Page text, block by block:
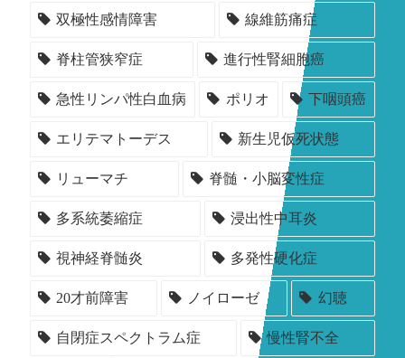
双極性感情障害 線維筋痛症
脊柱管狭窄症 進行性腎細胞癌
急性リンパ性白血病 ポリオ 下咽頭癌
エリテマトーデス 新生児仮死状態
リューマチ 脊髄・小脳変性症
多系統萎縮症 浸出性中耳炎
視神経脊髄炎 多発性硬化症
20才前障害 ノイローゼ 幻聴
自閉症スペクトラム症 慢性腎不全